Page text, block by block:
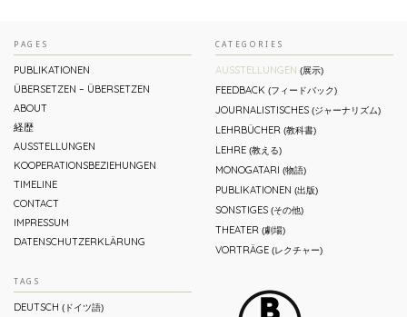
PAGES
PUBLIKATIONEN
ÜBERSETZEN – ÜBERSETZEN
ABOUT
経歴
AUSSTELLUNGEN
KOOPERATIONSBEZIEHUNGEN
TIMELINE
CONTACT
IMPRESSUM
DATENSCHUTZERKLÄRUNG
CATEGORIES
AUSSTELLUNGEN (展示)
FEEDBACK (フィードバック)
JOURNALISTISCHES(ジャーナリズム)
LEHRBÜCHER(教科書)
LEHRE(教える)
MONOGATARI (物語)
PUBLIKATIONEN (出版)
SONSTIGES(その他)
THEATER(劇場)
VORTRÄGE(レクチャー)
TAGS
DEUTSCH (ドイツ語)